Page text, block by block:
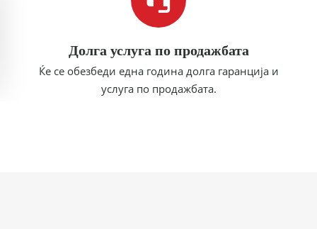
Долга услуга по продажбата
Ќе се обезбеди една година долга гаранција и
услуга по продажбата.